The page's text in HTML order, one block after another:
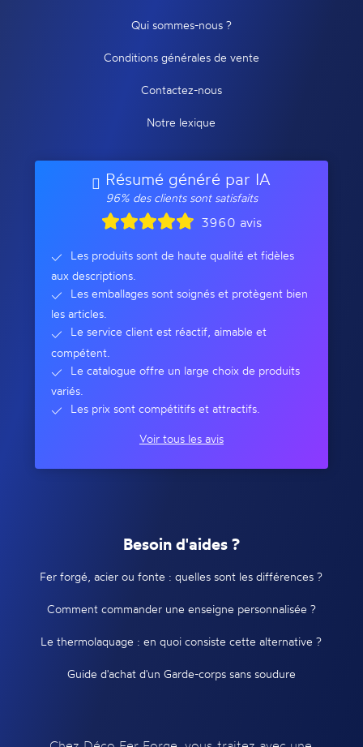
Qui sommes-nous ?
Conditions générales de vente
Contactez-nous
Notre lexique
Résumé généré par IA
96% des clients sont satisfaits
3960 avis
Les produits sont de haute qualité et fidèles
aux descriptions.
Les emballages sont soignés et protègent bien
les articles.
Le service client est réactif, aimable et
compétent.
Le catalogue offre un large choix de produits
variés.
Les prix sont compétitifs et attractifs.
Voir tous les avis
Besoin d'aides ?
Fer forgé, acier ou fonte : quelles sont les différences ?
Comment commander une enseigne personnalisée ?
Le thermolaquage : en quoi consiste cette alternative ?
Guide d'achat d'un Garde-corps sans soudure